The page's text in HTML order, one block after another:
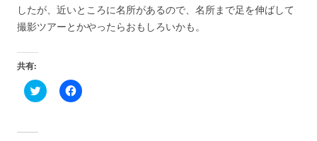
したが、近いところに名所があるので、名所まで足を伸ばして
撮影ツアーとかやったらおもしろいかも。
共有:
ク
リ
F
a